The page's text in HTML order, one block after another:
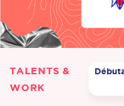
Réseau &
TALENTS &
WORK